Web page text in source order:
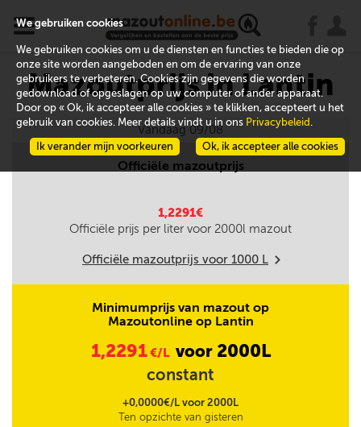
x
Mazoutprijs in Lantin
Vandaag 09/08
Officiële mazoutprijs
1,2291€
Officiële prijs per liter voor 2000l mazout
Officiële mazoutprijs voor 1000 L m
Minimumprijs van mazout op
Mazoutonline op Lantin
1,2291€/L voor 2000L
constant
+0,0000€/L voor 2000L
Ten opzichte van gisteren
We gebruiken cookies
We gebruiken cookies om u de diensten en functies te bieden die op
onze site worden aangeboden en om de ervaring van onze
gebruikers te verbeteren. Cookies zijn gegevens die worden
gedownload of opgeslagen op uw computer of ander apparaat.
Door op « Ok, ik accepteer alle cookies » te klikken, accepteert u het
gebruik van cookies. Meer details vindt u in ons Privacybeleid .
Ok, ik accepteer alle cookies
Ik verander mijn voorkeuren